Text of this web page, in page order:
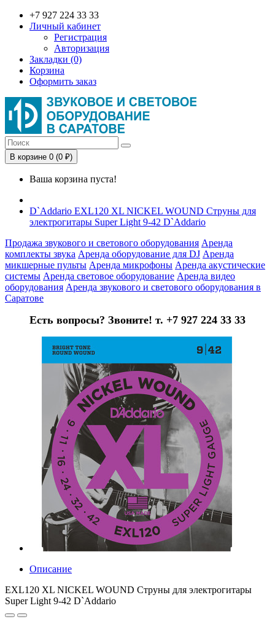
+7 927 224 33 33
Личный кабинет
Регистрация
Авторизация
Закладки (0)
Корзина
Оформить заказ
В корзине 0 (0 ₽)
Ваша корзина пуста!
D`Addario EXL120 XL NICKEL WOUND Струны для
электрогитары Super Light 9-42 D`Addario
Продажа звукового и светового оборудования Аренда
комплекты звука Аренда оборудование для DJ Аренда
микшерные пульты Аренда микрофоны Аренда акустические
системы Аренда световое оборудование Аренда видео
оборудования Аренда звукового и светового оборудования в
Саратове
Есть вопросы? Звоните! т. +7 927 224 33 33
Описание
EXL120 XL NICKEL WOUND Струны для электрогитары
Super Light 9-42 D`Addario